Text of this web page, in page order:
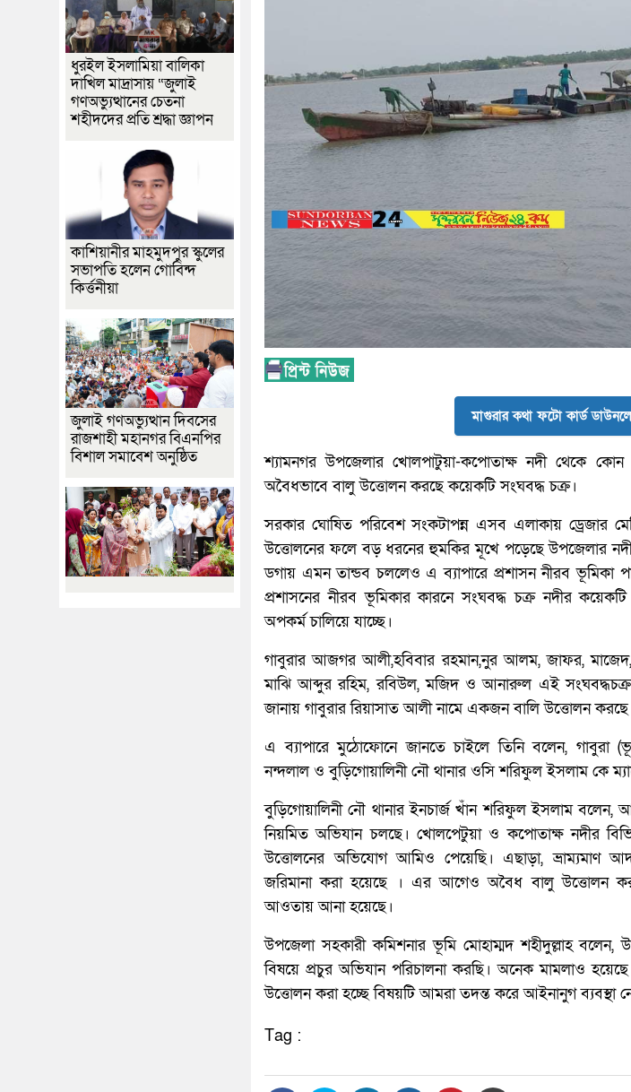
মাগুরার কথা ফটো কার্ড
শ্যামনগর উপজেলার খোলপাটুয়া-কপোতাক্ষ নদী থেকে কোন
অবৈধভাবে বালু উত্তোলন করছে কয়েকটি সংঘবদ্ধ চক্র।
সরকার ঘোষিত পরিবেশ সংকটাপন্ন এসব এলাকায় ড্রেজার
উত্তোলনের ফলে বড় ধরনের হুমকির মূখে পড়েছে উপজেলার নদী
ডগায় এমন তান্ডব চললেও এ ব্যাপারে প্রশাসন নীরব ভূমিকা
প্রশাসনের নীরব ভূমিকার কারনে সংঘবদ্ধ চক্র নদীর
অপকর্ম চালিয়ে যাচ্ছে।
গাবুরার আজগর আলী,হবিবার রহমান,নুর আলম, জাফর,
মাঝি আব্দুর রহিম, রবিউল, মজিদ ও আনারুল এই
জানায় গাবুরার রিয়াসাত আলী নামে একজন বালি উত্তোলন করছে
এ ব্যাপারে মুঠোফোনে জানতে চাইলে তিনি বলেন, গাবুরা
নন্দলাল ও বুড়িগোয়ালিনী নৌ থানার ওসি শরিফুল ইসলাম কে
বুড়িগোয়ালিনী নৌ থানার ইনচার্জ খাঁন শরিফুল ইসলাম বলেন,
নিয়মিত অভিযান চলছে। খোলপেটুয়া ও কপোতাক্ষ নদীর
উত্তোলনের অভিযোগ আমিও পেয়েছি। এছাড়া, ভ্রাম্যমাণ
জরিমানা করা হয়েছে । এর আগেও অবৈধ বালু উত্তোলন করা
আওতায় আনা হয়েছে।
উপজেলা সহকারী কমিশনার ভূমি মোহাম্মদ শহীদুল্লাহ বলেন,
বিষয়ে প্রচুর অভিযান পরিচালনা করছি। অনেক মামলাও
উত্তোলন করা হচ্ছে বিষয়টি আমরা তদন্ত করে আইনানুগ ব্যবস্থা
Tag :
ধুরইল ইসলামিয়া বালিকা
দাখিল মাদ্রাসায় “জুলাই
গণঅভ্যুত্থানের চেতনা
শহীদদের প্রতি শ্রদ্ধা জ্ঞাপন
কাশিয়ানীর মাহমুদপুর স্কুলের
সভাপতি হলেন গোবিন্দ
কির্ত্তনীয়া
জুলাই গণঅভ্যুত্থান দিবসের
রাজশাহী মহানগর বিএনপির
বিশাল সমাবেশ অনুষ্ঠিত